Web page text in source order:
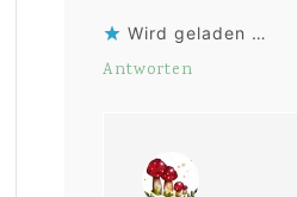
Wird geladen …
Antworten